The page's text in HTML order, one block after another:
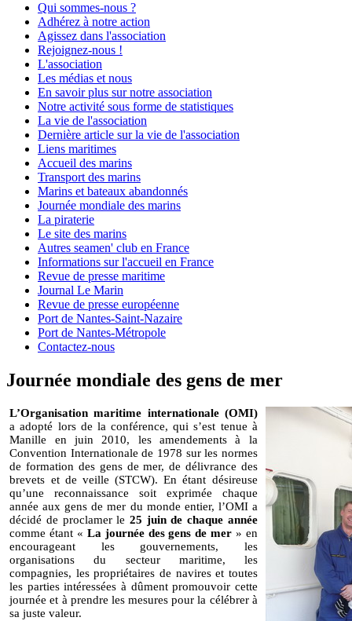
Qui sommes-nous ?
Adhérez à notre action
Agissez dans l'association
Rejoignez-nous !
L'association
Les médias et nous
En savoir plus sur notre association
Notre activité sous forme de statistiques
La vie de l'association
Dernière article sur la vie de l'association
Liens maritimes
Accueil des marins
Transport des marins
Marins et bateaux abandonnés
Journée mondiale des marins
La piraterie
Le site des marins
Autres seamen' club en France
Informations sur l'accueil en France
Revue de presse maritime
Journal Le Marin
Revue de presse européenne
Port de Nantes-Saint-Nazaire
Port de Nantes-Métropole
Contactez-nous
Journée mondiale des gens de mer
L’Organisation maritime internationale (OMI)
a adopté lors de la conférence, qui s’est tenue à
Manille en juin 2010, les amendements à la
Convention Internationale de 1978 sur les normes
de formation des gens de mer, de délivrance des
brevets et de veille (STCW). En étant désireuse
qu’une reconnaissance soit exprimée chaque
année aux gens de mer du monde entier, l’OMI a
décidé de proclamer le 25 juin de chaque année
comme étant « La journée des gens de mer » en
encourageant les gouvernements, les
organisations du secteur maritime, les
compagnies, les propriétaires de navires et toutes
les parties intéressées à dûment promouvoir cette
journée et à prendre les mesures pour la célébrer à
sa juste valeur.